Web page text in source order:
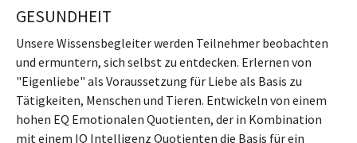
GESUNDHEIT
Unsere Wissensbegleiter werden Teilnehmer beobachten
und ermuntern, sich selbst zu entdecken. Erlernen von
"Eigenliebe" als Voraussetzung für Liebe als Basis zu
Tätigkeiten, Menschen und Tieren. Entwickeln von einem
hohen EQ Emotionalen Quotienten, der in Kombination
mit einem IQ Intelligenz Quotienten die Basis für ein